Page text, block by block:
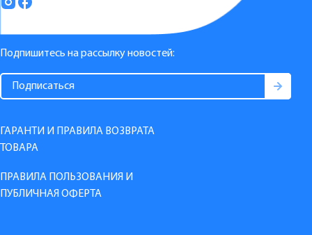
Подпишитесь на рассылку новостей:
ГАРАНТИ И ПРАВИЛА ВОЗВРАТА
ТОВАРА
ПРАВИЛА ПОЛЬЗОВАНИЯ И
ПУБЛИЧНАЯ ОФЕРТА